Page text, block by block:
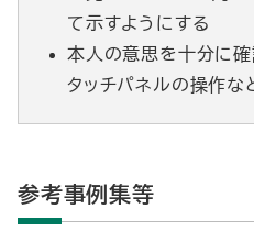
て示すようにする
本人の意思を十分に
タッチパネルの操作な
参考事例集等